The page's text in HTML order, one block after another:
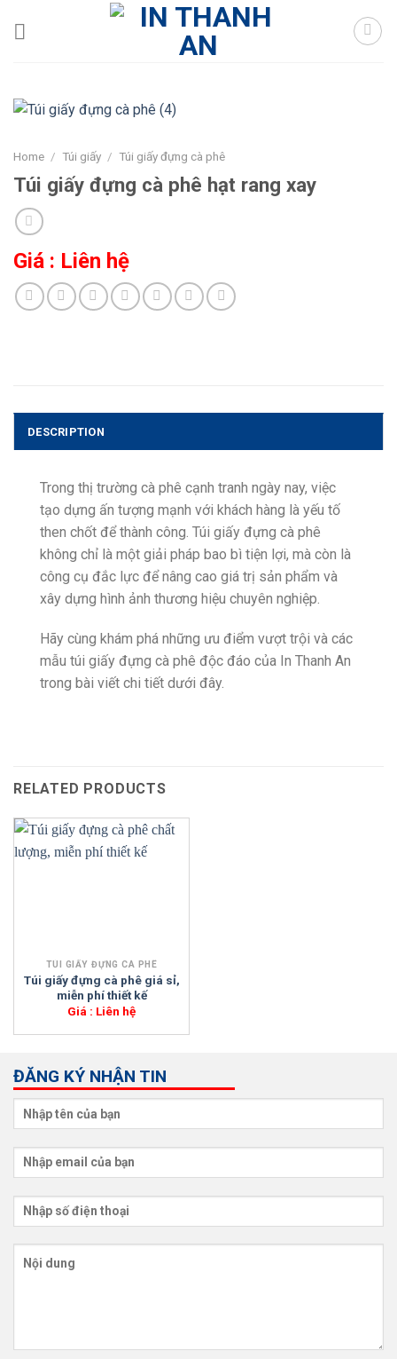
Home / Túi giấy / Túi giấy đựng cà phê
Túi giấy đựng cà phê hạt rang xay
Giá : Liên hệ
DESCRIPTION
Trong thị trường cà phê cạnh tranh ngày nay, việc
tạo dựng ấn tượng mạnh với khách hàng là yếu tố
then chốt để thành công. Túi giấy đựng cà phê
không chỉ là một giải pháp bao bì tiện lợi, mà còn là
công cụ đắc lực để nâng cao giá trị sản phẩm và
xây dựng hình ảnh thương hiệu chuyên nghiệp.
Hãy cùng khám phá những ưu điểm vượt trội và các
mẫu túi giấy đựng cà phê độc đáo của In Thanh An
trong bài viết chi tiết dưới đây.
RELATED PRODUCTS
TÚI GIẤY ĐỰNG CÀ PHÊ
Túi giấy đựng cà phê giá sỉ,
miễn phí thiết kế
Giá : Liên hệ
ĐĂNG KÝ NHẬN TIN